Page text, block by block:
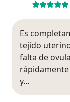
Es
tejido
falta de
y…